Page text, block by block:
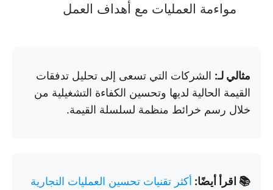
مواءمة العمليات مع أهداف العمل
مثالي لـ: الشركات التي تسعى إلى تحليل تدفقات
القيمة الحالية لديها وتحسين الكفاءة التشغيلية من
خلال رسم خرائط منظمة لسلسلة القيمة.
📚 اقرأ أيضًا: أكثر تقنيات تحسين العمليات التجارية